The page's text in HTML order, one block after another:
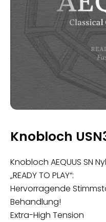
Knobloch
Knobloch AEQUUS SN
„READY TO PLAY“:
Hervorragende
Behandlung!
Extra-High Tension